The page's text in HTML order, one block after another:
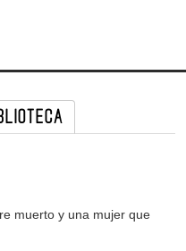
muerto y una mujer que